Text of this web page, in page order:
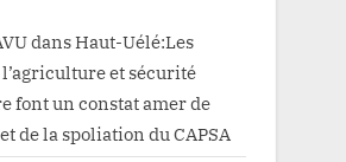
dansHaut-Uélé:Les
et sécurité
font un constat amer de
de la spoliation du CAPSA